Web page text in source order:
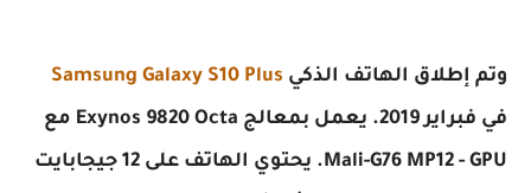
وتم إطلاق الهاتف الذكي Samsung Galaxy S10 Plus
في فبراير 2019. يعمل بمعالج Exynos 9820 Octa مع
Mali-G76 MP12 - GPU.
يحتوي الهاتف على 12 جيجابايت